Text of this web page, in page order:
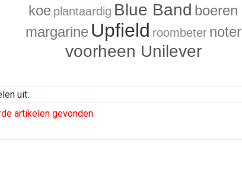
koe plantaardig Blue Band boeren
margarine Upfield roombeter noter
voorheen Unilever
uit:
artikelen gevonden